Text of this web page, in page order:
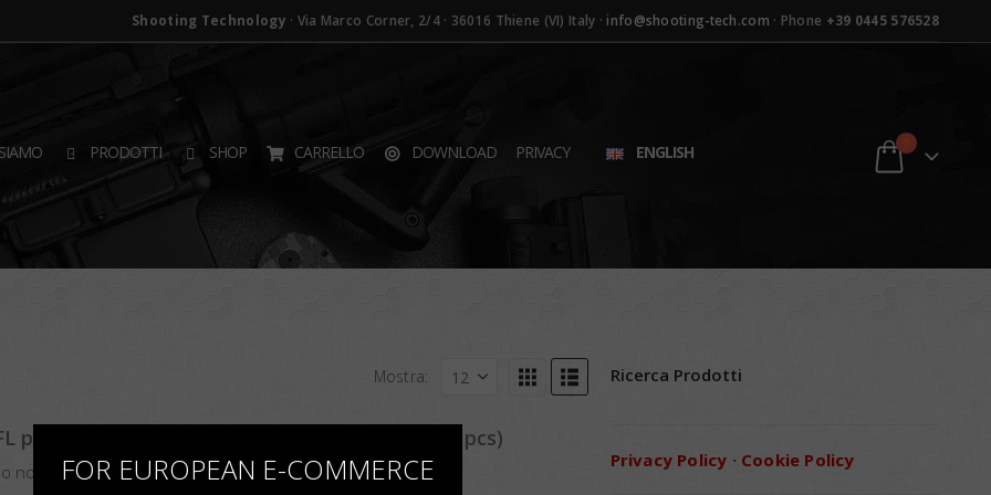
Shooting Technology · Via Marco Corner, 2/4 · 36016 Thiene (VI) Italy · info@shooting-tech.com · Phone +39 0445 576528
PRODOTTI SHOP CARRELLO DOWNLOAD PRIVACY ENGLISH 0
Mostra:
primo sparo non lavati/non decapsulati (1000 pcs)
nonlavati/decapsulati GFL 9×21
Ricerca Prodotti
Privacy Policy · Cookie Policy
FOR EUROPEAN E-COMMERCE